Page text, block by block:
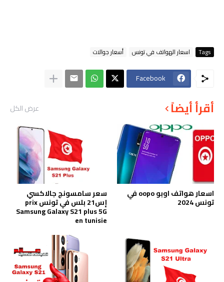
Tags اسعار الهواتف في تونس أسعار جوالات
Facebook
أقرأ أيضاً عرض الكل
اسعار هواتف اوبو oopo في
تونس 2024
سعر سامسونج جالاكسي
إس21 بلس في تونس prix
Samsung Galaxy S21 plus 5G
en tunisie